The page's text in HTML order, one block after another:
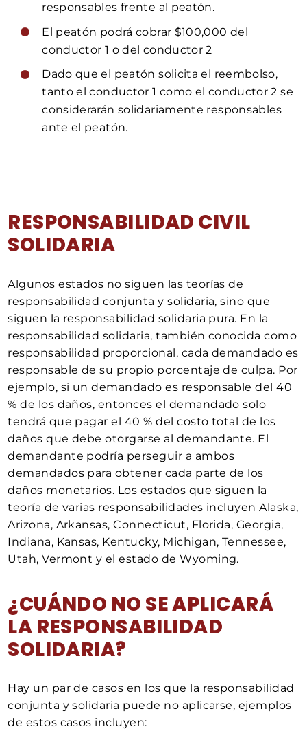
responsables frente al peatón.
El peatón podrá cobrar $100,000 del
conductor 1 o del conductor 2
Dado que el peatón solicita el reembolso,
tanto el conductor 1 como el conductor 2 se
considerarán solidariamente responsables
ante el peatón.
RESPONSABILIDAD CIVIL
SOLIDARIA
Algunos estados no siguen las teorías de
responsabilidad conjunta y solidaria, sino que
siguen la responsabilidad solidaria pura. En la
responsabilidad solidaria, también conocida como
responsabilidad proporcional, cada demandado es
responsable de su propio porcentaje de culpa. Por
ejemplo, si un demandado es responsable del 40
% de los daños, entonces el demandado solo
tendrá que pagar el 40 % del costo total de los
daños que debe otorgarse al demandante. El
demandante podría perseguir a ambos
demandados para obtener cada parte de los
daños monetarios. Los estados que siguen la
teoría de varias responsabilidades incluyen Alaska,
Arizona, Arkansas, Connecticut, Florida, Georgia,
Indiana, Kansas, Kentucky, Michigan, Tennessee,
Utah, Vermont y el estado de Wyoming.
¿CUÁNDO NO SE APLICARÁ
LA RESPONSABILIDAD
SOLIDARIA?
Hay un par de casos en los que la responsabilidad
conjunta y solidaria puede no aplicarse, ejemplos
de estos casos incluyen: